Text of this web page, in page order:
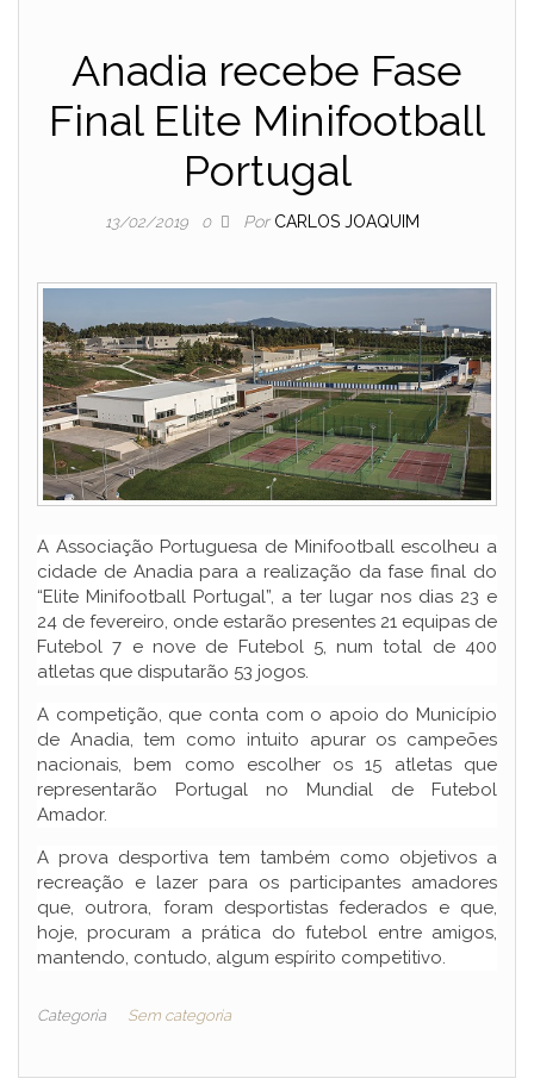
Anadia recebe Fase
Final Elite Minifootball
Portugal
13/02/2019 0 Por CARLOS JOAQUIM
A Associação Portuguesa de Minifootball escolheu a
cidade de Anadia para a realização da fase final do
“Elite Minifootball Portugal”, a ter lugar nos dias 23 e
24 de fevereiro, onde estarão presentes 21 equipas de
Futebol 7 e nove de Futebol 5, num total de 400
atletas que disputarão 53 jogos.
A competição, que conta com o apoio do Município
de Anadia, tem como intuito apurar os campeões
nacionais, bem como escolher os 15 atletas que
representarão Portugal no Mundial de Futebol
Amador.
A prova desportiva tem também como objetivos a
recreação e lazer para os participantes amadores
que, outrora, foram desportistas federados e que,
hoje, procuram a prática do futebol entre amigos,
mantendo, contudo, algum espírito competitivo.
Categoria Sem categoria